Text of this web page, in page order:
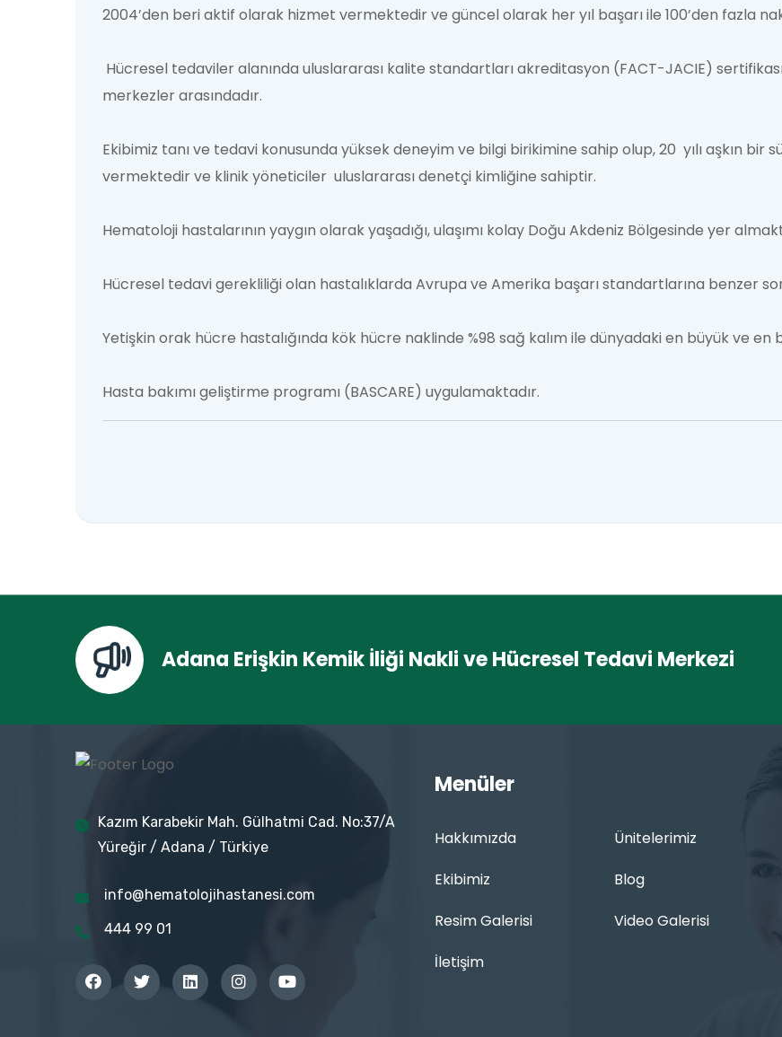
2004’den beri aktif olarak hizmet vermektedir ve güncel olarak her yıl başarı ile 100’den fazla
Hücresel tedaviler alanında uluslararası kalite standartları akreditasyon (FACT-JACIE)
merkezler arasındadır.
Ekibimiz tanı ve tedavi konusunda yüksek deneyim ve bilgi birikimine sahip olup, 20 yılı aşkın
vermektedir ve klinik yöneticiler uluslararası denetçi kimliğine sahiptir.
Hematoloji hastalarının yaygın olarak yaşadığı, ulaşımı kolay Doğu Akdeniz Bölgesinde yer
Hücresel tedavi gerekliliği olan hastalıklarda Avrupa ve Amerika başarı standartlarına benzer
Yetişkin orak hücre hastalığında kök hücre naklinde %98 sağ kalım ile dünyadaki en büyük ve en
Hasta bakımı geliştirme programı (BASCARE) uygulamaktadır.
Adana Erişkin Kemik İliği Nakli ve Hücresel Tedavi Merkezi
Kazım Karabekir Mah. Gülhatmi Cad. No:37/A
Yüreğir / Adana / Türkiye
info@hematolojihastanesi.com
444 99 01
Menüler
Hakkımızda
Ünitelerimiz
Ekibimiz
Blog
Resim Galerisi
Video Galerisi
İletişim